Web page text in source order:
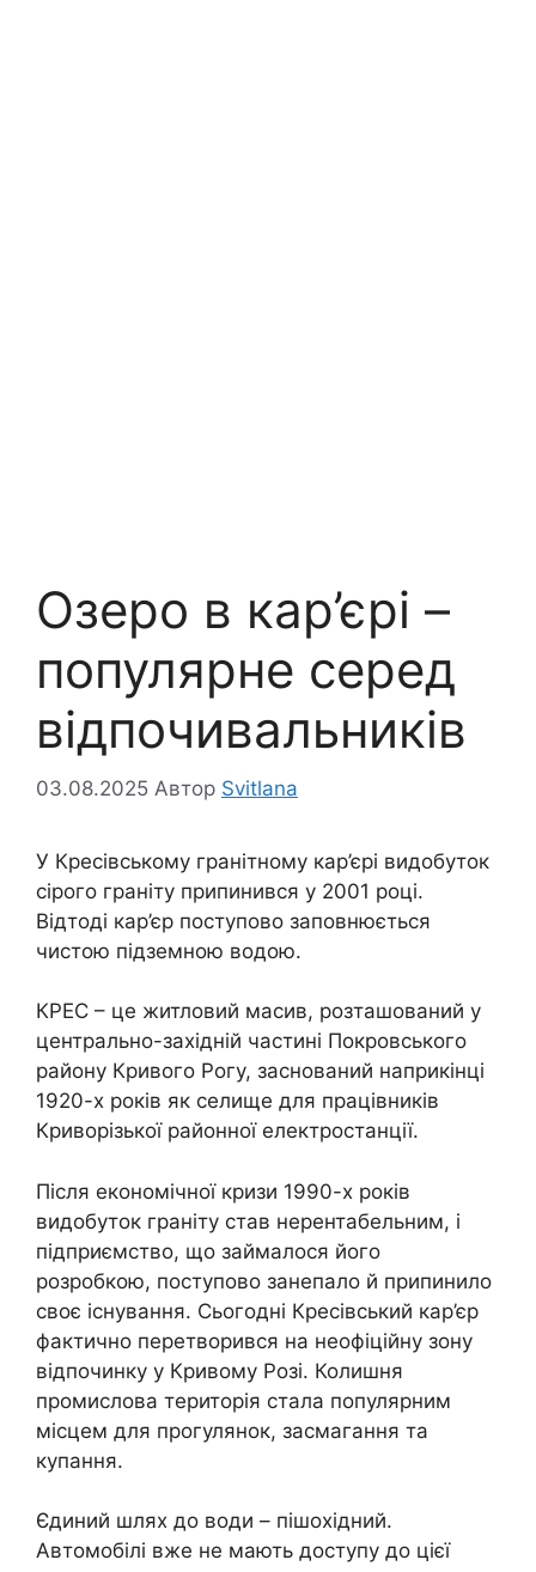
Озеро в кар’єрі –
популярне серед
відпочивальників
03.08.2025 Автор Svitlana
У Кресівському гранітному кар’єрі видобуток
сірого граніту припинився у 2001 році.
Відтоді кар’єр поступово заповнюється
чистою підземною водою.
КРЕС – це житловий масив, розташований у
центрально-західній частині Покровського
району Кривого Рогу, заснований наприкінці
1920-х років як селище для працівників
Криворізької районної електростанції.
Після економічної кризи 1990-х років
видобуток граніту став нерентабельним, і
підприємство, що займалося його
розробкою, поступово занепало й припинило
своє існування. Сьогодні Кресівський кар’єр
фактично перетворився на неофіційну зону
відпочинку у Кривому Розі. Колишня
промислова територія стала популярним
місцем для прогулянок, засмагання та
купання.
Єдиний шлях до води – пішохідний.
Автомобілі вже не мають доступу до цієї